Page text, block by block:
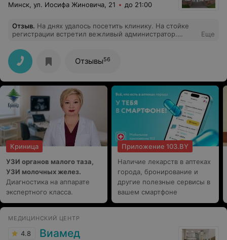
Минск, ул. Иосифа Жиновича, 21 до 21:00
Отзыв. На днях удалось посетить клинику. На стойке
регистрации встретил вежливый администратор.
положительные. Специалист принял в назначенное
время по записи, без опоздания.
Еще
Отзывы56
Криница
УЗИ органов малого таза,
УЗИ молочных желез.
Диагностика на аппарате
экспертного класса.
Приложение 103.BY
Наличие лекарств в аптеках
города, бронирование и
другие полезные сервисы в
вашем смартфоне
МЕДИЦИНСКИЙ ЦЕНТР
4.8 Виамед